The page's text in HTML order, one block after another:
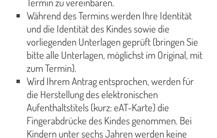
Termin zu vereinbaren.
Während des Termins werden Ihre Identität
und die Identität des Kindes sowie die
vorliegenden Unterlagen geprüft (bringen Sie
bitte alle Unterlagen, möglichst im Original, mit
zum Termin).
Wird Ihrem Antrag entsprochen, werden für
die Herstellung des elektronischen
Aufenthaltstitels (kurz: eAT-Karte) die
Fingerabdrücke des Kindes genommen. Bei
Kindern unter sechs Jahren werden keine